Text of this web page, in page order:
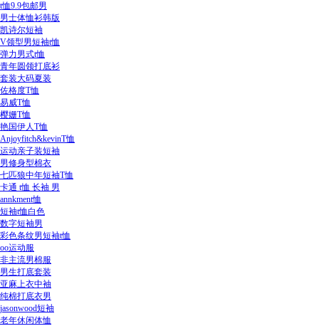
t恤9.9包邮男
男士体恤衫韩版
凯诗尔短袖
V领型男短袖t恤
弹力男式t恤
青年圆领打底衫
套装大码夏装
佐格度T恤
易威T恤
樱姗T恤
艳国伊人T恤
Anjoyfitch&kevinT恤
运动亲子装短袖
男修身型棉衣
七匹狼中年短袖T恤
卡通 t恤 长袖 男
annkment恤
短袖t恤白色
数字短袖男
彩色条纹男短袖t恤
oo运动服
非主流男棉服
男生打底套装
亚麻上衣中袖
纯棉打底衣男
jasonwood短袖
老年休闲体恤